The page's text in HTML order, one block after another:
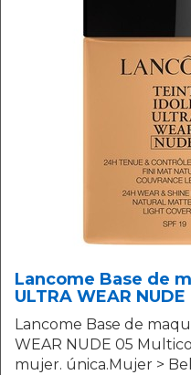
Lancome Base de
ULTRA WEAR NUDE
Lancome Base de
WEAR NUDE 05
mujer. única.Mujer >